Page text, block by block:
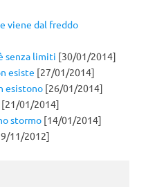
viene dal freddo
senza limiti [30/01/2014]
esiste [27/01/2014]
esistono [26/01/2014]
[21/01/2014]
stormo [14/01/2014]
11/2012]